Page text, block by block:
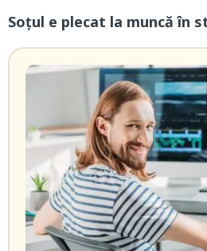
Soțul e plecat la muncă în